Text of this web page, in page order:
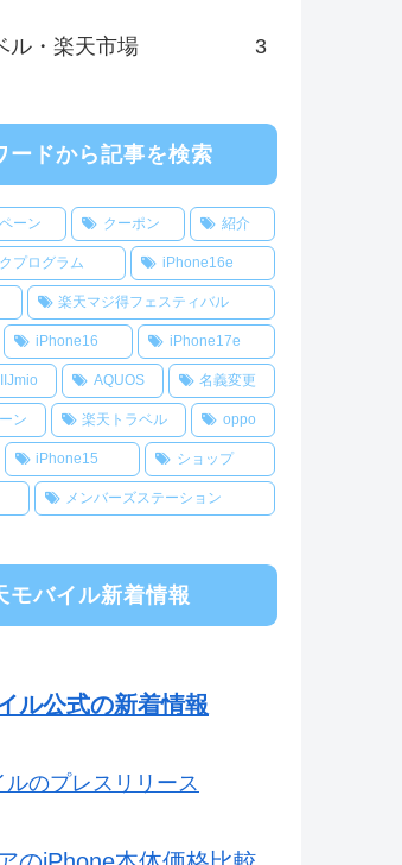
ル・楽天市場 3
ードから記事を検索
ーン クーポン 紹介
プログラム iPhone16e
楽天マジ得フェスティバル
iPhone16 iPhone17e
IIJmio AQUOS 名義変更
ン 楽天トラベル oppo
iPhone15 ショップ
メンバーズステーション
モバイル新着情報
ル公式の新着情報
ルのプレスリリース